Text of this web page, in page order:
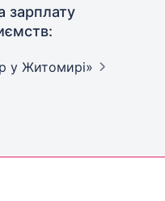
зарплату
у Житомирі»